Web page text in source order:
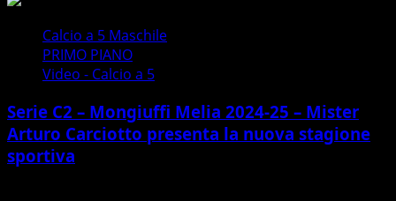
Calcio a 5 Maschile
PRIMO PIANO
Video - Calcio a 5
Serie C2 – Mongiuffi Melia 2024-25 – Mister
Arturo Carciotto presenta la nuova stagione
sportiva